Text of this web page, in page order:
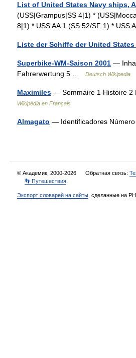
List of United States Navy ships, A
(USS|Grampus|SS 4|1) *
8|1) * USS AA 1 (SS 52/SF 1) *
Liste der Schiffe der United States
Superbike-WM-Saison 2001 —
Fahrerwertung 5 …
Deutsch Wikipedia
Maximiles — Sommaire 1 Histoire 2
Wikipédia en Français
Almagato — Identificadores
© Академик, 2000-2026 Обратная связь:
👣 Путешествия
Экспорт словарей на сайты , сделанные на